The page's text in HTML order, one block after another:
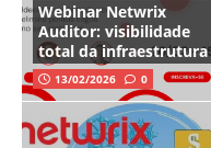
Webinar Netwrix
Auditor: visibilidade
total da infraestrutura
13/02/2026 0